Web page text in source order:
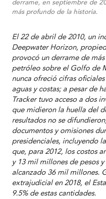
derrame, en septiembre de
más profundo de la historia.
El 22 de abril de 2010, un
Deepwater Horizon,
provocó un derrame de
petróleo sobre el Golfo de
nunca ofreció cifras
aguas y costas; a pesar de
Tracker tuvo acceso a dos
que midieron la huella del
resultados no se
documentos y omisiones
presidenciales, incluyendo
que, para 2012, los costos
y 13 mil millones de pesos
alcanzado 36 mil millones.
extrajudicial en 2018, el
9.5% de estas cantidades.